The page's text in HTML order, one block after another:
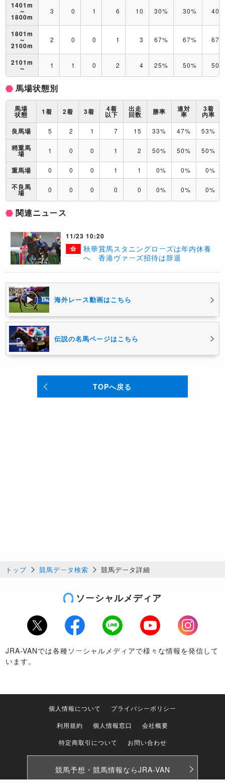
1401m
～
1800m
3 0 1 6 10 30% 30%
1801m
～
2100m
2 0 0 1 3 67% 67%
2101m
～ 1 1 0 2 4 25% 50%
馬場状態別
馬場
状態 1着 2着 3着 4着
以下
出走
回数 勝率 連対
率
3着
内率
良馬場
5 2 1 7 15 33% 47% 53%
稍重馬
場 1 0 0 1 2 50% 50% 50%
重馬場 0 0 0 1 1 0% 0% 0%
不良馬
場 0 0 0 0 0 0% 0% 0%
関連ニュース
11/23 10:20
秋華賞馬スタニングローズは年内休養
へ 香港ヴァーズ招待は辞退
海外レース動画はこちら
伝説の名馬ページはこちら
TOPへ戻る
トップ 競馬データ検索 競馬データ詳細
ソーシャルメディア
Twitter Facebook LINE Youtube
Instagram
JRA-VANでは各種ソーシャルメディアで様々な情報を発信して
います。
個人情報について
プライバシーポリシー
利用規約
個人情報窓口
会社概要
特定商取引について
お問い合わせ
競馬予想・競馬情報ならJRA-VAN